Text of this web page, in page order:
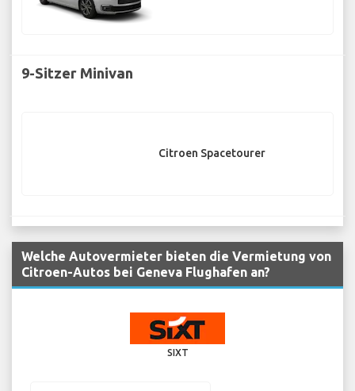
9-Sitzer Minivan
Citroen Spacetourer
Welche Autovermieter bieten die Vermietung von
Citroen-Autos bei Geneva Flughafen an?
SIXT